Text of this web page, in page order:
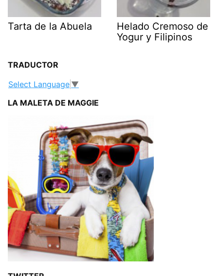
Tarta de la Abuela
Helado Cremoso de
Yogur y Filipinos
TRADUCTOR
Select Language ▼
LA MALETA DE MAGGIE